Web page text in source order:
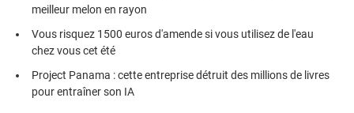
meilleur melon en rayon
Vous risquez 1500 euros d'amende si vous utilisez de l'eau
chez vous cet été
Project Panama : cette entreprise détruit des millions de livres
pour entraîner son IA